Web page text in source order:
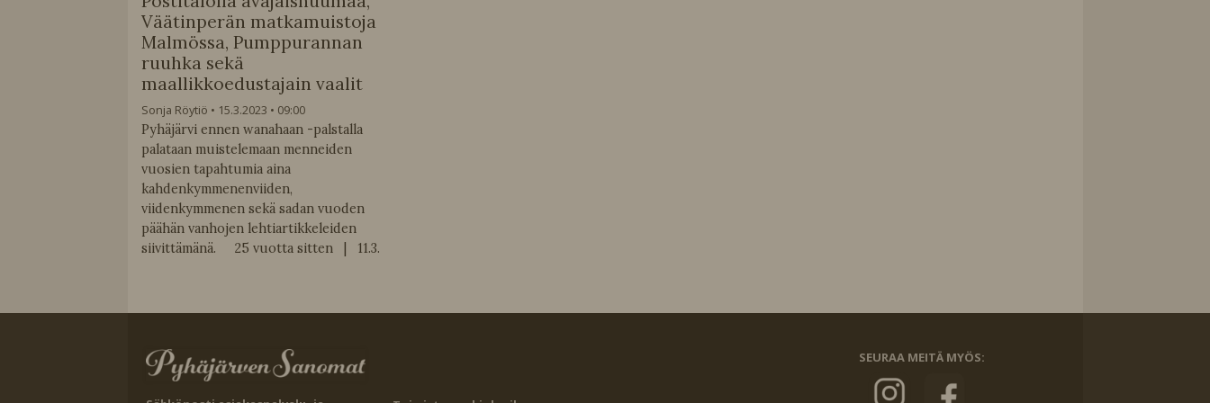
Väätinperän matkamuistoja
Malmössa, Pumppurannan
ruuhka sekä
maallikkoedustajain vaalit
Sonja Röytiö 15.3.2023
09:00
Pyhäjärvi ennen wanahaan -palstalla
palataan muistelemaan menneiden
vuosien tapahtumia aina
kahdenkymmenenviiden,
viidenkymmenen sekä sadan vuoden
päähän vanhojen lehtiartikkeleiden
siivittämänä. 25 vuotta sitten | 11.3.
SEURAA MEITÄ MYÖS: